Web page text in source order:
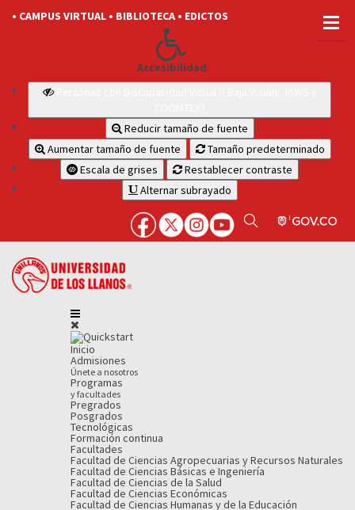
• CAMPUS VIRTUAL • BIBLIOTECA • EDICTOS
Accesibilidad
Reducir tamaño de fuente
Aumentar tamaño de fuente
Tamaño predeterminado
Escala de grises
Restablecer contraste
Alternar subrayado
Inicio
Admisiones
Únete a nosotros
Programas
y facultades
Pregrados
Posgrados
Tecnológicas
Formación continua
Facultades
Facultad de Ciencias Agropecuarias y Recursos Naturales
Facultad de Ciencias Básicas e Ingeniería
Facultad de Ciencias de la Salud
Facultad de Ciencias Económicas
Facultad de Ciencias Humanas y de la Educación